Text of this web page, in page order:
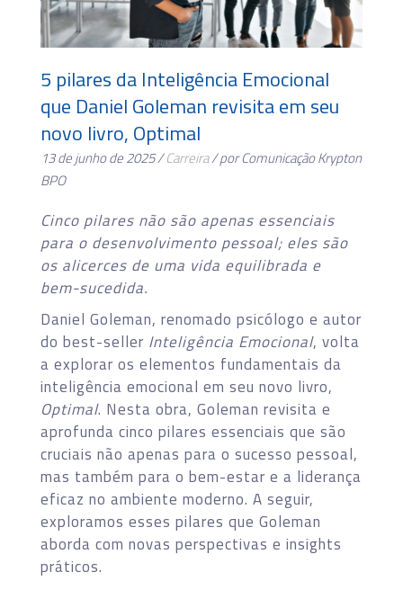
5 pilares da Inteligência Emocional
que Daniel Goleman revisita em seu
novo livro, Optimal
13 de junho de 2025 /Carreira/ por Comunicação Krypton
BPO
Cinco pilares não são apenas essenciais
para o desenvolvimento pessoal; eles são
os alicerces de uma vida equilibrada e
bem-sucedida.
Daniel Goleman, renomado psicólogo e autor
do best-seller Inteligência Emocional, volta
a explorar os elementos fundamentais da
inteligência emocional em seu novo livro,
Optimal. Nesta obra, Goleman revisita e
aprofunda cinco pilares essenciais que são
cruciais não apenas para o sucesso pessoal,
mas também para o bem-estar e a liderança
eficaz no ambiente moderno. A seguir,
exploramos esses pilares que Goleman
aborda com novas perspectivas e insights
práticos.